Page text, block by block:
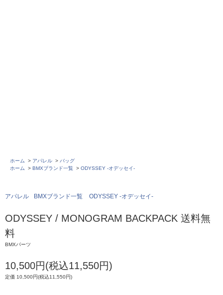
ホーム > アパレル > バッグ
ホーム
> BMXブランド一覧 > ODYSSEY -オデッセイ-
アパレル BMXブランド一覧 ODYSSEY -オデッセイ-
ODYSSEY / MONOGRAM BACKPACK 送料無
料
BMXパーツ
10,500円(税込11,550円)
定価 10,500円(税込11,550円)